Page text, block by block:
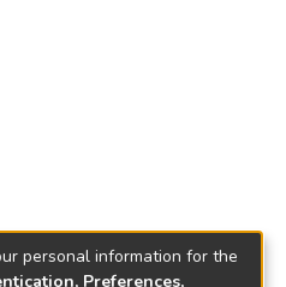
personal information for the
Preferences,